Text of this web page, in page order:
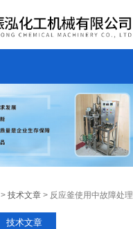
>技术文章 > 反应釜使用中故障处理
技术文章